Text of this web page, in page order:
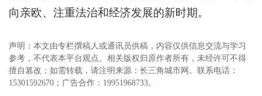
向亲欧、注重法治和经济发展的新时期。
声明：本文由专栏撰稿人或通讯员供稿，内容仅供信息交流与学习
参考，不代表本平台观点。相关版权归原作者所有，未经许可不得
擅自篡改；如需转载，请注明来源：长三角城市网。联系电话：
15301592670；广告合作：19951968733。